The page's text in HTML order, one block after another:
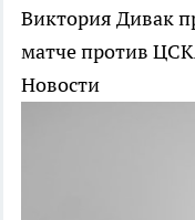
Виктория Дивак
матче против
Новости